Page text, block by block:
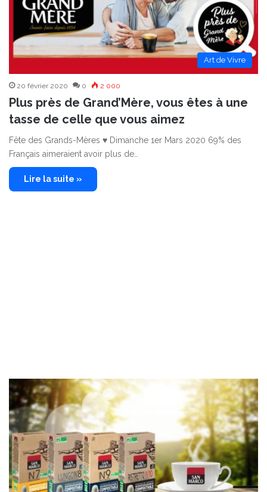
Art de Vivre
20 février 2020 0 2 000
Plus près de Grand’Mère, vous êtes à une
tasse de celle que vous aimez
Fête des Grands-Mères ♥ Dimanche 1er Mars 2020 69% des
Français aimeraient avoir plus de…
Lire la suite »